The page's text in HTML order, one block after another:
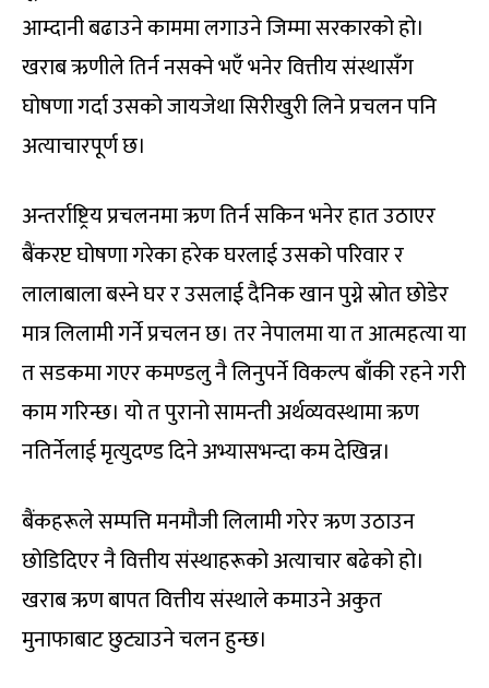
आम्दानी बढाउने काममा लगाउने जिम्मा सरकारको हो।
खराब ऋणीले तिर्न नसक्ने भएँ भनेर वित्तीय संस्थासँग
घोषणा गर्दा उसको जायजेथा सिरीखुरी लिने प्रचलन पनि
अत्याचारपूर्ण छ।
अन्तर्राष्ट्रिय प्रचलनमा ऋण तिर्न सकिन भनेर हात उठाएर
बैंकरप्ट घोषणा गरेका हरेक घरलाई उसको परिवार र
लालाबाला बस्ने घर र उसलाई दैनिक खान पुग्ने स्रोत छोडेर
मात्र लिलामी गर्ने प्रचलन छ। तर नेपालमा या त आत्महत्या या
त सडकमा गएर कमण्डलु नै लिनुपर्ने विकल्प बाँकी रहने गरी
काम गरिन्छ। यो त पुरानो सामन्ती अर्थव्यवस्थामा ऋण
नतिर्नेलाई मृत्युदण्ड दिने अभ्यासभन्दा कम देखिन्न।
बैंकहरूले सम्पत्ति मनमौजी लिलामी गरेर ऋण उठाउन
छोडिदिएर नै वित्तीय संस्थाहरूको अत्याचार बढेको हो।
खराब ऋण बापत वित्तीय संस्थाले कमाउने अकुत
मुनाफाबाट छुट्याउने चलन हुन्छ।